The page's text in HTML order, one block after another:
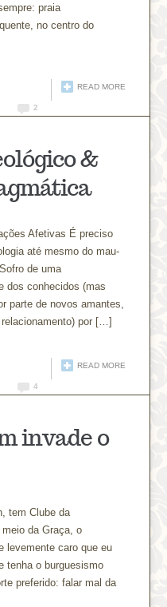
praia
no centro do
READ MORE
2
&
Afetivas É preciso
até mesmo do mau-
de uma
dos conhecidos (mas
parte de novos amantes,
por […]
READ MORE
4
invade o
tem Clube da
meio da Graça, o
levemente caro que eu
tenha o burguesismo
preferido: falar mal da